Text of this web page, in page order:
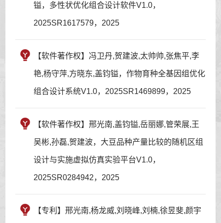
镒，多性状优化组合设计软件V1.0，
2025SR1617579，2025
【软件著作权】冯卫丹,贺建波,太帅帅,张焦平,李
艳,杨守萍,方晓东,盖钧镒，作物育种全基因组优化
组合设计系统V1.0，2025SR1469899，2025
【软件著作权】邢光南,盖钧镒,岳丽娜,管荣展,王
吴彬,孙磊,贺建波，大豆品种产量比较的随机区组
设计与实施虚拟仿真实验平台V1.0，
2025SR0284942，2025
【专利】邢光南,杨龙威,刘晓峰,刘楠,徐昱斐,颜宇